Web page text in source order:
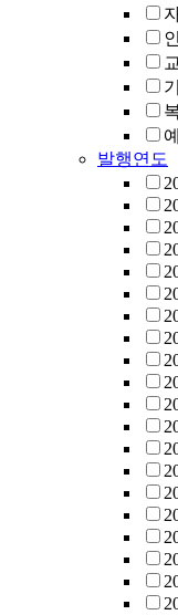
발행연도